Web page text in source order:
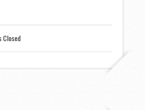
Closed